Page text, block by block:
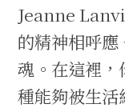
Jeanne
的精神相呼
魂。在這裡
種能夠被生活